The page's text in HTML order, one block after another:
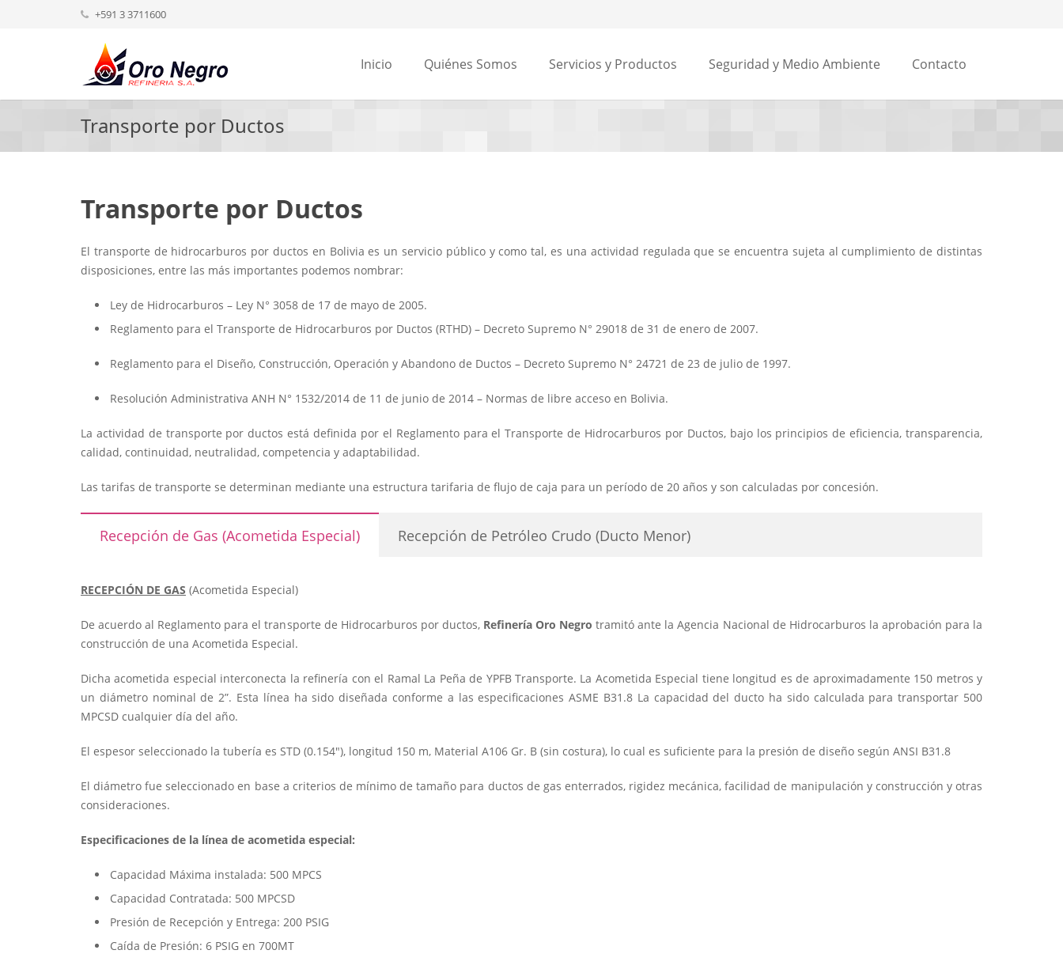
+591 3 3711600
Inicio Quiénes Somos Servicios y Productos Seguridad y Medio Ambiente Contacto
Transporte por Ductos
Transporte por Ductos
El transporte de hidrocarburos por ductos en Bolivia es un servicio público y como tal, es una actividad regulada que se encuentra sujeta al cumplimiento de distintas
disposiciones, entre las más importantes podemos nombrar:
Ley de Hidrocarburos – Ley N° 3058 de 17 de mayo de 2005.
Reglamento para el Transporte de Hidrocarburos por Ductos (RTHD) – Decreto Supremo N° 29018 de 31 de enero de 2007.
Reglamento para el Diseño, Construcción, Operación y Abandono de Ductos – Decreto Supremo N° 24721 de 23 de julio de 1997.
Resolución Administrativa ANH N° 1532/2014 de 11 de junio de 2014 – Normas de libre acceso en Bolivia.
La actividad de transporte por ductos está definida por el Reglamento para el Transporte de Hidrocarburos por Ductos, bajo los principios de eficiencia, transparencia,
calidad, continuidad, neutralidad, competencia y adaptabilidad.
Las tarifas de transporte se determinan mediante una estructura tarifaria de flujo de caja para un período de 20 años y son calculadas por concesión.
Recepción de Gas (Acometida Especial) Recepción de Petróleo Crudo (Ducto Menor)
RECEPCIÓN DE GAS (Acometida Especial)
De acuerdo al Reglamento para el transporte de Hidrocarburos por ductos, Refinería Oro Negro tramitó ante la Agencia Nacional de Hidrocarburos la aprobación para la
construcción de una Acometida Especial.
Dicha acometida especial interconecta la refinería con el Ramal La Peña de YPFB Transporte. La Acometida Especial tiene longitud es de aproximadamente 150 metros y
un diámetro nominal de 2”. Esta línea ha sido diseñada conforme a las especificaciones ASME B31.8 La capacidad del ducto ha sido calculada para transportar 500
MPCSD cualquier día del año.
El espesor seleccionado la tubería es STD (0.154″), longitud 150 m, Material A106 Gr. B (sin costura), lo cual es suficiente para la presión de diseño según ANSI B31.8
El diámetro fue seleccionado en base a criterios de mínimo de tamaño para ductos de gas enterrados, rigidez mecánica, facilidad de manipulación y construcción y otras
consideraciones.
Especificaciones de la línea de acometida especial:
Capacidad Máxima instalada: 500 MPCS
Capacidad Contratada: 500 MPCSD
Presión de Recepción y Entrega: 200 PSIG
Caída de Presión: 6 PSIG en 700MT